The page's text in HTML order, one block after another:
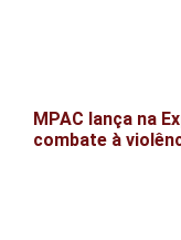
MPAC lança na
combate à